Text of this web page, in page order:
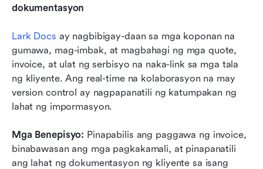
dokumentasyon
Lark Docs ay nagbibigay-daan sa mga koponan na
gumawa, mag-imbak, at magbahagi ng mga quote,
invoice, at ulat ng serbisyo na naka-link sa mga tala
ng kliyente. Ang real-time na kolaborasyon na may
version control ay nagpapanatili ng katumpakan ng
lahat ng impormasyon.
Mga Benepisyo: Pinapabilis ang paggawa ng invoice,
binabawasan ang mga pagkakamali, at pinapanatili
ang lahat ng dokumentasyon ng kliyente sa isang